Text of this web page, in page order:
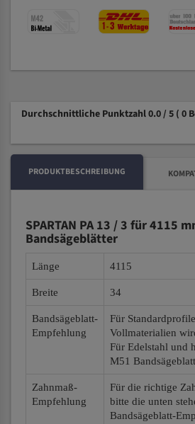
Durchschnittliche Punktzahl 0.0 / 5 ( 0
PRODUKTBESCHREIBUNG
SPARTAN PA 13 / 3 für 4115
Bandsägeblätter
Länge 4115
Breite 34
Bandsägeblatt-
Empfehlung
Für
Vollmaterialien
Für Edelstahl und
M51
Zahnmaß-
Empfehlung
Für die richtige
bitte die unten
Bandsägeblatt-